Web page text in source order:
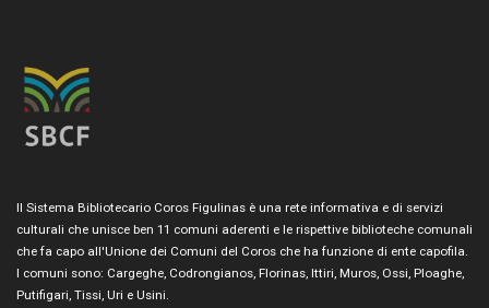
Il Sistema Bibliotecario Coros Figulinas è una rete informativa e di servizi
culturali che unisce ben 11 comuni aderenti e le rispettive biblioteche comunali
che fa capo all'Unione dei Comuni del Coros che ha funzione di ente capofila.
I comuni sono: Cargeghe, Codrongianos, Florinas, Ittiri, Muros, Ossi, Ploaghe,
Putifigari, Tissi, Uri e Usini.